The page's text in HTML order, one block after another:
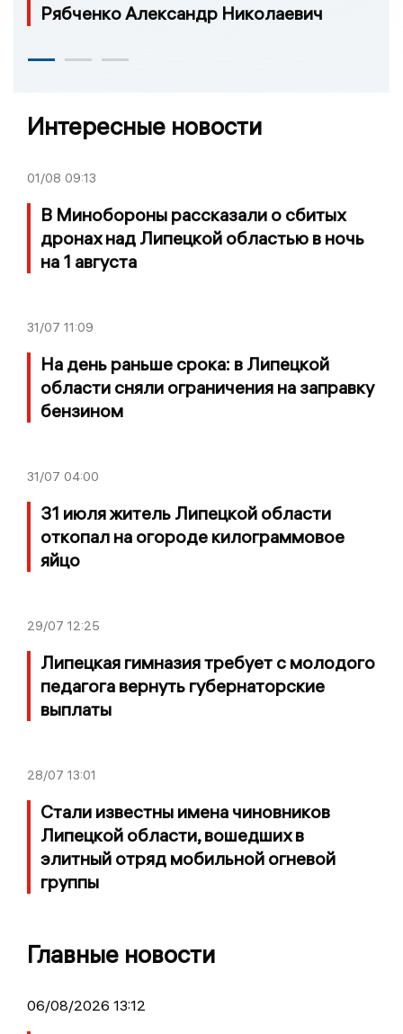
Рябченко Александр Николаевич
Интересные новости
01/08 09:13
В Минобороны рассказали о сбитых
дронах над Липецкой областью в ночь
на 1 августа
31/07 11:09
На день раньше срока: в Липецкой
области сняли ограничения на заправку
бензином
31/07 04:00
31 июля житель Липецкой области
откопал на огороде килограммовое
яйцо
29/07 12:25
Липецкая гимназия требует с молодого
педагога вернуть губернаторские
выплаты
28/07 13:01
Стали известны имена чиновников
Липецкой области, вошедших в
элитный отряд мобильной огневой
группы
Главные новости
06/08/2026 13:12